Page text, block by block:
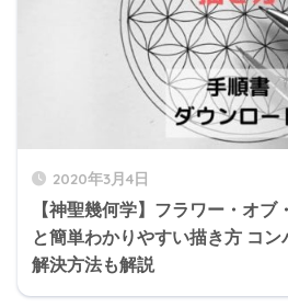
2020年3月4日
【神聖幾何学】フラワー・オブ
と簡単わかりやすい描き方 コ
解決方法も解説